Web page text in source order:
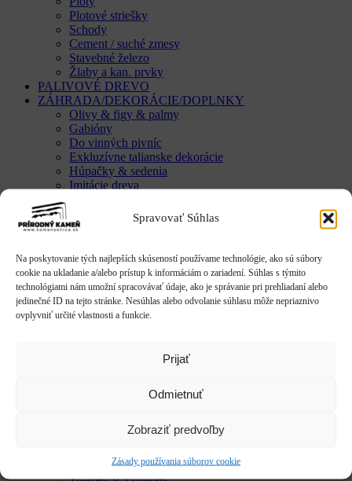
Spravovať Súhlas
Na poskytovanie tých najlepších skúseností používame technológie, ako sú súbory
cookie na ukladanie a/alebo prístup k informáciám o zariadení. Súhlas s týmito
technológiami nám umožní spracovávať údaje, ako je správanie pri prehliadaní alebo
jedinečné ID na tejto stránke. Nesúhlas alebo odvolanie súhlasu môže nepriaznivo
ovplyvniť určité vlastnosti a funkcie.
Prijať
Odmietnuť
Zobraziť predvoľby
Zásady používania súborov cookie
Plotové striešky
Schody
Cement / suché zmesy
Stavebné železo
Žlaby a kan. prvky
PALIVOVÉ DREVO
ZÁHRADA/DEKORÁCIE/DOPLNKY
Olivy & figy & palmy
Gabióny
Do vinných pivníc
Exkluzívne talianske dekorácie
Húpačky & sedenia
Imitácie dreva
Krby & ohniská
Krbové doplnky
Kovové kvetináče
CLASSIC
LUX
SMART
Vyvýšené záhony
Rôzne
Striešky & Parapety